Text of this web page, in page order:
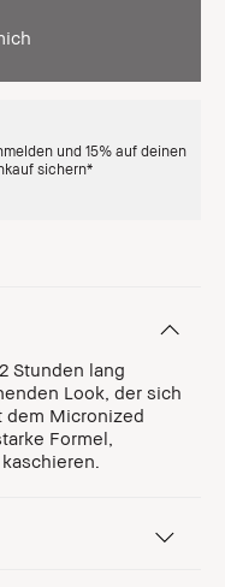
und 15% auf deinen
sichern*
Stunden lang
Look, der sich
dem Micronized
Formel,